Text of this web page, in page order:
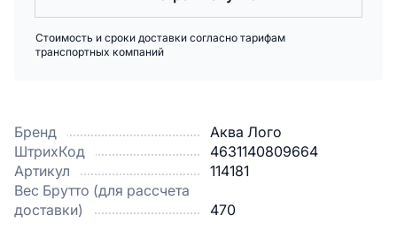
Бренд
Аква Лого
ШтрихКод
4631140809664
Артикул
114181
Вес Брутто (для рассчета
доставки)
470
Стоимость и сроки доставки согласно тарифам
транспортных компаний